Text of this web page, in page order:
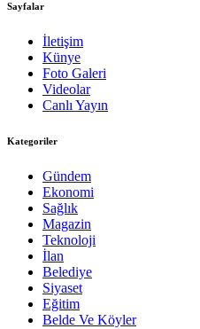
Sayfalar
İletişim
Künye
Foto Galeri
Videolar
Canlı Yayın
Kategoriler
Gündem
Ekonomi
Sağlık
Magazin
Teknoloji
İlan
Belediye
Siyaset
Eğitim
Belde Ve Köyler